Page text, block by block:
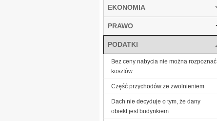
EKONOMIA
PRAWO
PODATKI
Bez ceny nabycia nie można rozpoznać
kosztów
Część przychodów ze zwolnieniem
Dach nie decyduje o tym, że dany
obiekt jest budynkiem